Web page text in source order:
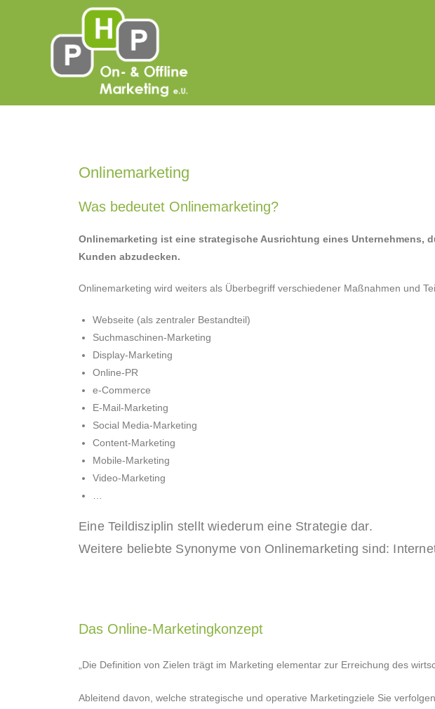
Onlinemarketing
Was bedeutet Onlinemarketing?
Onlinemarketing ist eine strategische Ausrichtung eines Unternehmens,
Kunden abzudecken.
Onlinemarketing wird weiters als Überbegriff verschiedener Maßnahmen und
Webseite (als zentraler Bestandteil)
Suchmaschinen-Marketing
Display-Marketing
Online-PR
e-Commerce
E-Mail-Marketing
Social Media-Marketing
Content-Marketing
Mobile-Marketing
Video-Marketing
Eine Teildisziplin stellt wiederum eine Strategie dar.
Weitere beliebte Synonyme von Onlinemarketing sind:
Das Online-Marketingkonzept
„Die Definition von Zielen trägt im Marketing elementar zur Erreichung des
Ableitend davon, welche strategische und operative Marketingziele Sie